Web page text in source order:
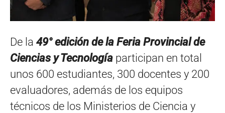
De la 49° edición de la Feria Provincial de
Ciencias y Tecnología participan en total
unos 600 estudiantes, 300 docentes y 200
evaluadores, además de los equipos
técnicos de los Ministerios de Ciencia y